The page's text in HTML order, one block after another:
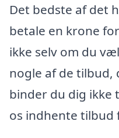
Det bedste af det
betale en krone
ikke selv om du
nogle af de tilbud,
binder du dig ikke
os indhente tilbud